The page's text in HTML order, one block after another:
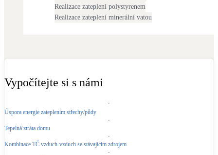
Větrání s rekuperací
Okna / dveře
Hlavní zdroje vytápění
Realizace zateplení polystyrenem
Realizace zateplení minerální vatou
Vypočítejte si s námi
Úspora energie zateplením střechy/půdy
Tepelná ztráta domu
Kombinace TČ vzduch-vzduch se stávajícím zdrojem